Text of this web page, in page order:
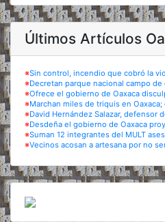
Últimos Artículos
※Sin control, incendio que cobró la
※Decretan parque nacional campo
※Ofrece el gobierno de Oaxaca
※Marchan miles de triquis en
※David Hernández Salazar, defensor
※Desdeña el gobierno de Oaxaca
※Suman 12 integrantes del MULT
※Vecinos acosan a artesana por no